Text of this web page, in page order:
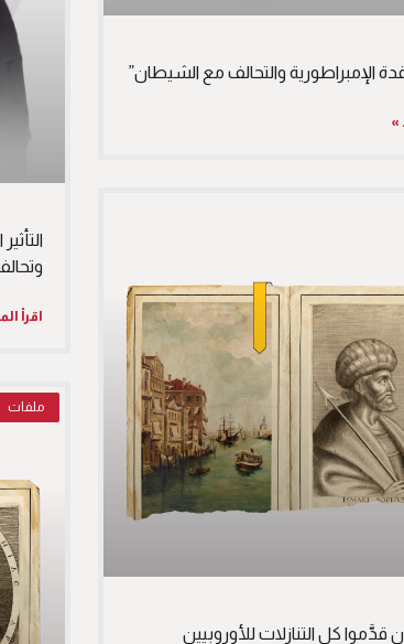
الإمبراطورية والتحالف مع الشيطان”
»
اقرأ
قدَّموا كل التنازلات للأوروبيين
ملفات